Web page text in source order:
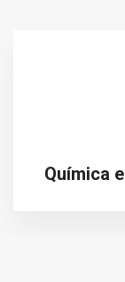
Química